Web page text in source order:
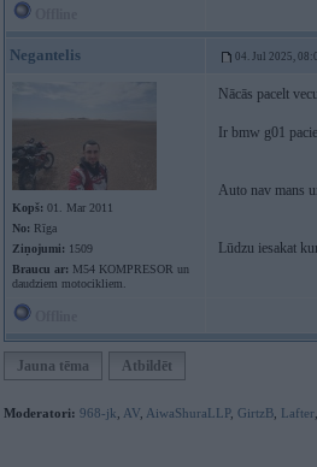
Negantelis 04. Jul 2025,
Kopš: 01. Mar 2011
No: Rīga
Ziņojumi: 1509
Braucu ar: M54 KOMPRESOR un
daudziem motocikliem.
Nācās pacelt
Ir bmw g01
Auto nav mans
Lūdzu iesakat
Jauna tēma Atbildēt
Moderatori: 968-jk AV AiwaShuraLLP, GirtzB Lafter